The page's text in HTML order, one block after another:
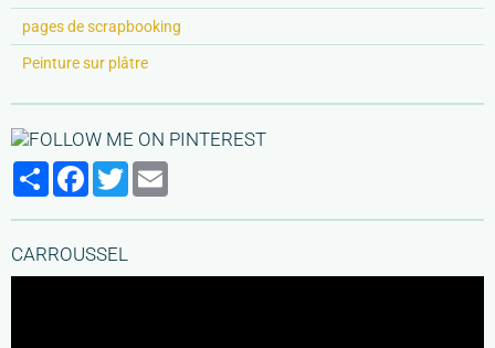
pages de scrapbooking
Peinture sur plâtre
PartagerFacebook
Twitter
CARROUSSEL